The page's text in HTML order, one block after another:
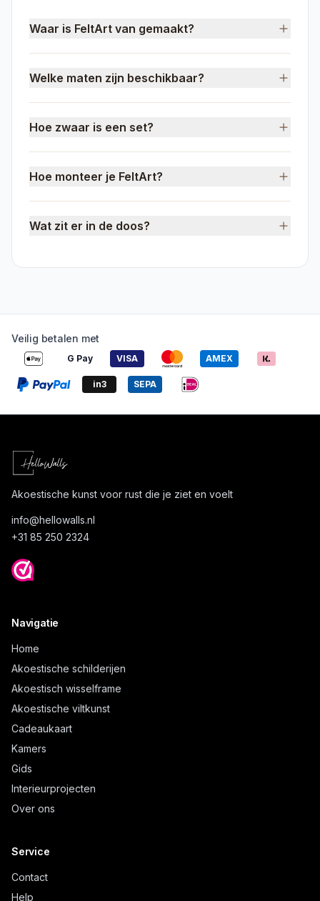
Waar is FeltArt van gemaakt?
Welke maten zijn beschikbaar?
Hoe zwaar is een set?
Hoe monteer je FeltArt?
Wat zit er in de doos?
Veilig betalen met
G Pay VISA AMEX
in3 SEPA
Akoestische kunst voor rust die je ziet en voelt
info@hellowalls.nl
+31 85 250 2324
Navigatie
Home
Akoestische schilderijen
Akoestisch wisselframe
Akoestische viltkunst
Cadeaukaart
Kamers
Gids
Interieurprojecten
Over ons
Service
Contact
Help